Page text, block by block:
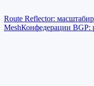
Route Reflector:
MeshКонфедерации BGP: